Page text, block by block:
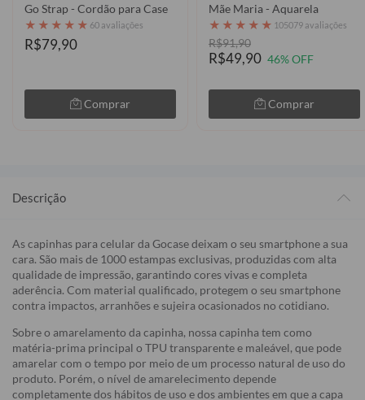
Go Strap - Cordão para Case
★ ★ ★ ★ ★ 60 avaliações
R$79,90
Comprar
Mãe Maria - Aquarela
★ ★ ★ ★ ★ 105079 avaliações
R$91,90
R$49,90 46% OFF
Comprar
Descrição
As capinhas para celular da Gocase deixam o seu smartphone a sua
cara. São mais de 1000 estampas exclusivas, produzidas com alta
qualidade de impressão, garantindo cores vivas e completa
aderência. Com material qualificado, protegem o seu smartphone
contra impactos, arranhões e sujeira ocasionados no cotidiano.
Sobre o amarelamento da capinha, nossa capinha tem como
matéria-prima principal o TPU transparente e maleável, que pode
amarelar com o tempo por meio de um processo natural de uso do
produto. Porém, o nível de amarelecimento depende
completamente dos hábitos de uso e dos ambientes em que a capa